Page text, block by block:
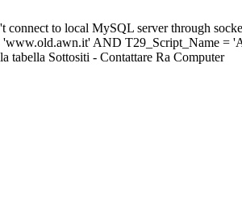
to local MySQL server through
AND T29_Script_Name =
tabella Sottositi - Contattare Ra Computer